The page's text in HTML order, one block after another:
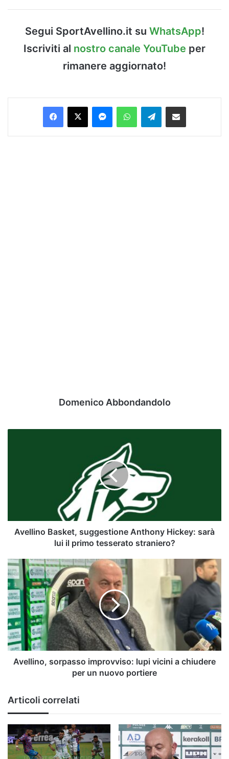
Segui SportAvellino.it su WhatsApp!
Iscriviti al nostro canale YouTube per
rimanere aggiornato!
Facebook
X MessengerWhatsAppTelegramCondividi via Email
Domenico Abbondandolo
primo
tesserato
Avellino Basket, suggestione Anthony Hickey: sarà
lui il primo tesserato straniero?
Avellino,
sorpasso
improvviso:
lupi
vicini
a
chiudere
per
un
nuovo
Avellino, sorpasso improvviso: lupi vicini a chiudere
per un nuovo portiere
Articoli correlati